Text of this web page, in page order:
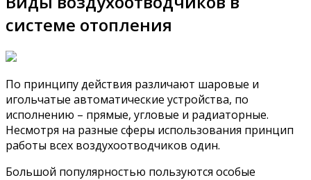
системе отопления
По принципу действия различают шаровые и
игольчатые автоматические устройства, по
исполнению – прямые, угловые и радиаторные.
Несмотря на разные сферы использования принцип
работы всех воздухоотводчиков один.
Большой популярностью пользуются особые